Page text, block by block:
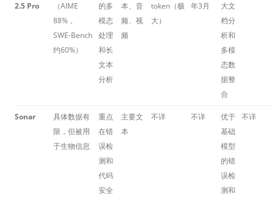
2.5 Pro
（AIME
88%，
SWE-Bench
约60%）
的多
模态
处理
和长
文本
分析
本、音
频、视
频
token（极
大）
年3月
大文
档分
析和
多模
态数
据整
合
Sonar
具体数据有
限，但被用
于生物信息
重点
在错
误检
测和
代码
安全
主要文
本
不详 不详
优于
基础
模型
的错
误检
测和
不详